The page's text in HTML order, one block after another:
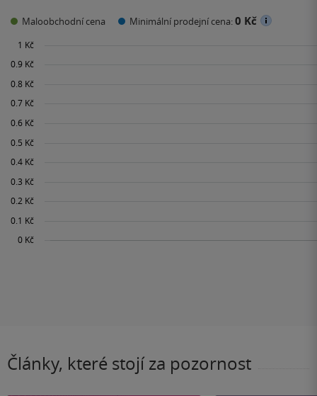
Maloobchodní cena Minimální prodejní cena:0 Kč
Články, které stojí za pozornost